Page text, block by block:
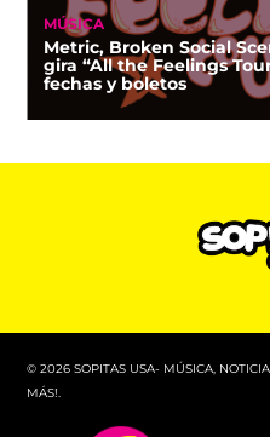
MÚSICA
Metric, Broken Social
gira “All the Feelings
fechas y boletos
© 2026 SOPITAS USA- MÚSICA,
MÁS!.